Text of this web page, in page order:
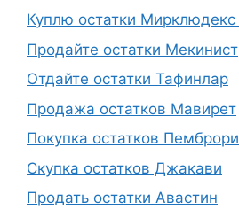
Куплю остатки
Продайте остатки Мекинист
Отдайте остатки Тафинлар
Продажа остатков Мавирет
Покупка остатков
Скупка остатков Джакави
Продать остатки Авастин